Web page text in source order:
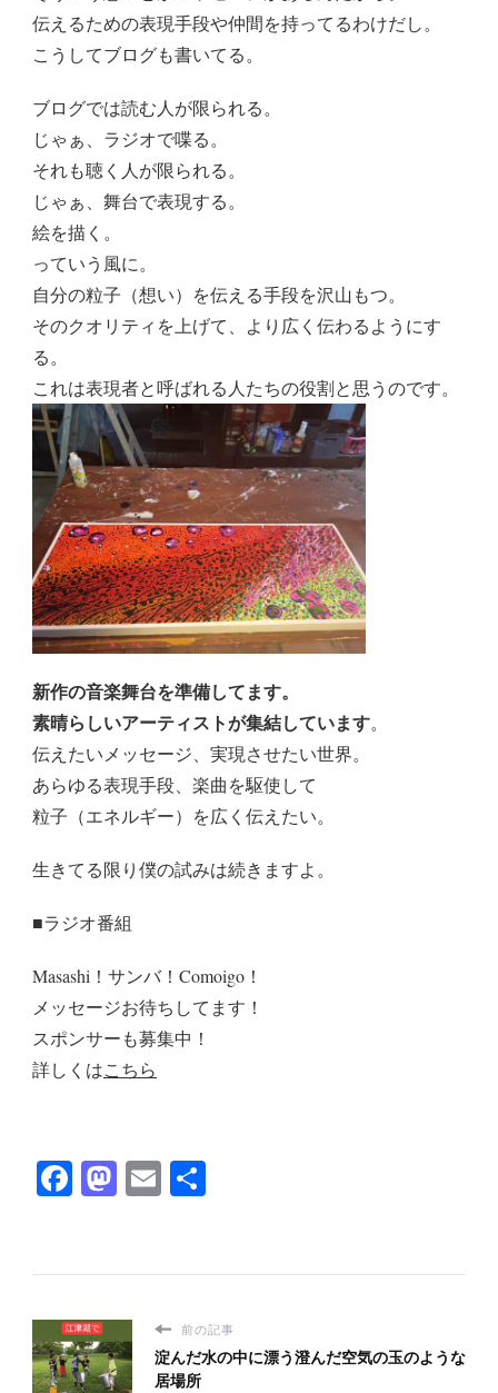
伝えるための表現手段や仲間を持ってるわけだし。
こうしてブログも書いてる。
ブログでは読む人が限られる。
じゃぁ、ラジオで喋る。
それも聴く人が限られる。
じゃぁ、舞台で表現する。
絵を描く。
っていう風に。
自分の粒子（想い）を伝える手段を沢山もつ。
そのクオリティを上げて、より広く伝わるようにす
る。
これは表現者と呼ばれる人たちの役割と思うのです。
新作の音楽舞台を準備してます。
素晴らしいアーティストが集結しています。
伝えたいメッセージ、実現させたい世界。
あらゆる表現手段、楽曲を駆使して
粒子（エネルギー）を広く伝えたい。
生きてる限り僕の試みは続きますよ。
■ラジオ番組
Masashi！サンバ！Comoigo！
メッセージお待ちしてます！
スポンサーも募集中！
詳しくはこちら
Facebook
Mastodon
Email
前の記事
淀んだ水の中に漂う澄んだ空気の玉のような
居場所